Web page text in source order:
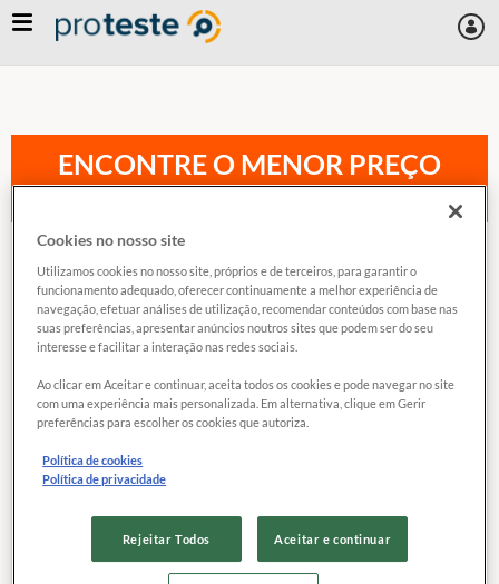
Skip
to
ENCONTRE O MENOR PREÇO
Economize na sua compra
BELLA ISCHIA NÉCTAR MISTO DE LARANJA E
MAÇÃ
Exclusivo para
associados
COMPARAR
Cookies no nosso site
Utilizamos cookies no nosso site, próprios e de terceiros, para garantir o
funcionamento adequado, oferecer continuamente a melhor experiência de
navegação, efetuar análises de utilização, recomendar conteúdos com base nas
suas preferências, apresentar anúncios noutros sites que podem ser do seu
interesse e facilitar a interação nas redes sociais.
Ao clicar em Aceitar e continuar, aceita todos os cookies e pode navegar no site
com uma experiência mais personalizada. Em alternativa, clique em Gerir
preferências para escolher os cookies que autoriza.
Política de cookies
Política de privacidade
Rejeitar Todos Aceitar e continuar